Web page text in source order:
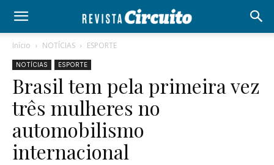
Início NOTÍCIAS ESPORTE
NOTÍCIAS ESPORTE
Brasil tem pela primeira vez
três mulheres no
automobilismo
internacional